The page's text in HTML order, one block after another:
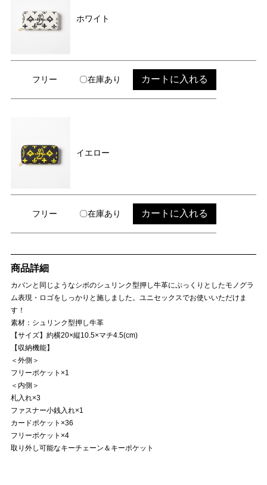
ホワイト
フリー 〇在庫あり カートに入れる
イエロー
フリー 〇在庫あり カートに入れる
商品詳細
カバンと同じようなシボのシュリンク型押し牛革にぷっくりとしたモノグラ
ム表現・ロゴをしっかりと施しました。ユニセックスでお使いいただけま
す！
素材：シュリンク型押し牛革
【サイズ】約横20×縦10.5×マチ4.5(cm)
【収納機能】
＜外側＞
フリーポケット×1
＜内側＞
札入れ×3
ファスナー小銭入れ×1
カードポケット×36
フリーポケット×4
取り外し可能なキーチェーン＆キーポケット